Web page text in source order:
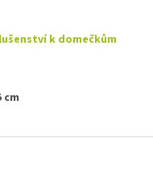
k domečkům
cm